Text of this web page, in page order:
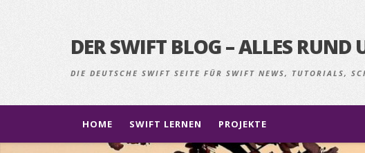
DER SWIFT BLOG – ALLES
DIE DEUTSCHE SWIFT SEITE FÜR SWIFT NEWS, TUTORIALS,
HOME SWIFT LERNEN PROJEKTE